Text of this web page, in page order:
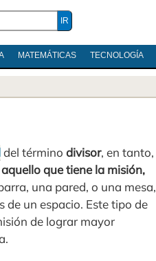
MATEMÁTICAS TECNOLOGÍA
del término divisor, en tanto,
aquello que tiene la misión,
una pared, o una mesa,
de un espacio. Este tipo de
de lograr mayor